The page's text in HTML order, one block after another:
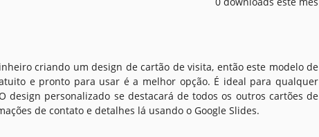
criando um design de cartão de visita, então este modelo de
e pronto para usar é a melhor opção. É ideal para qualquer
design personalizado se destacará de todos os outros cartões de
de contato e detalhes lá usando o Google Slides.